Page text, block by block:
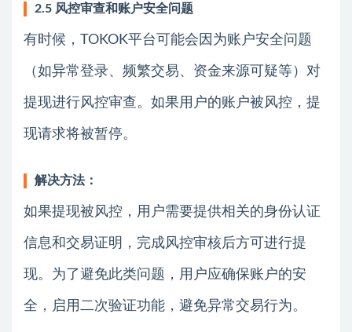
2.5 风控审查和账户安全问题
有时候，TOKOK平台可能会因为账户安全问题
（如异常登录、频繁交易、资金来源可疑等）对
提现进行风控审查。如果用户的账户被风控，提
现请求将被暂停。
解决方法：
如果提现被风控，用户需要提供相关的身份认证
信息和交易证明，完成风控审核后方可进行提
现。为了避免此类问题，用户应确保账户的安
全，启用二次验证功能，避免异常交易行为。